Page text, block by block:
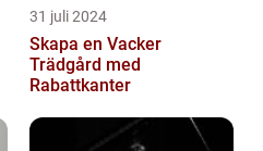
31 juli 2024
Skapa en Vacker
Trädgård med
Rabattkanter